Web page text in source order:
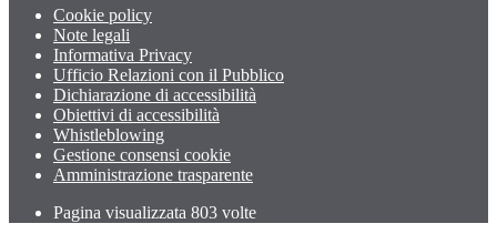
Cookie policy
Note legali
Informativa Privacy
Ufficio Relazioni con il Pubblico
Dichiarazione di accessibilità
Obiettivi di accessibilità
Whistleblowing
Gestione consensi cookie
Amministrazione trasparente
Pagina visualizzata 803 volte